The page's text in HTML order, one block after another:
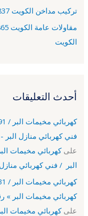
تركيب مداخن الكويت 66568837 – الفنيطيس – تركيب شفاطات
الكويت
أحدث التعليقات
فني كهربائي منازل
على
البر / فني كهربائي منازل
كهربائي مخيمات البر » رقم فني
على